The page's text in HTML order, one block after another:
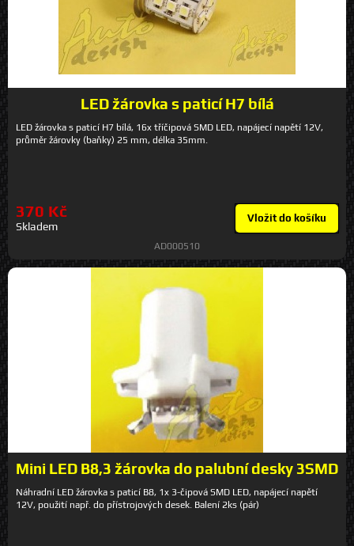
předřadný rezistor (ledr-xxx).
LED žárovka s paticí H7 bílá
LED žárovka s paticí H7 bílá, 16x tříčipová SMD LED, napájecí napětí 12V,
průměr žárovky (baňky) 25 mm, délka 35mm.
370 Kč
Skladem
Vložit do košíku
AD000510
Mini LED B8,3 žárovka do palubní desky 3SMD
Náhradní LED žárovka s paticí B8, 1x 3-čipová SMD LED, napájecí napětí
12V, použití např. do přístrojových desek. Balení 2ks (pár)